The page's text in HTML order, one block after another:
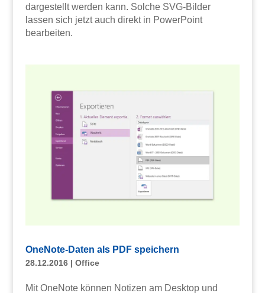
dargestellt werden kann. Solche SVG-Bilder
lassen sich jetzt auch direkt in PowerPoint
bearbeiten.
OneNote-Daten als PDF speichern
28.12.2016| Office
Mit OneNote können Notizen am Desktop und